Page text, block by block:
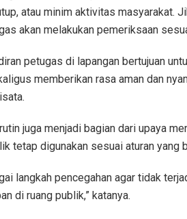
atau minim aktivitas masyarakat.
akan melakukan pemeriksaan
petugas di lapangan bertujuan
memberikan rasa aman dan
juga menjadi bagian dari upaya
tetap digunakan sesuai aturan yang
langkah pencegahan agar tidak
di ruang publik,” katanya.